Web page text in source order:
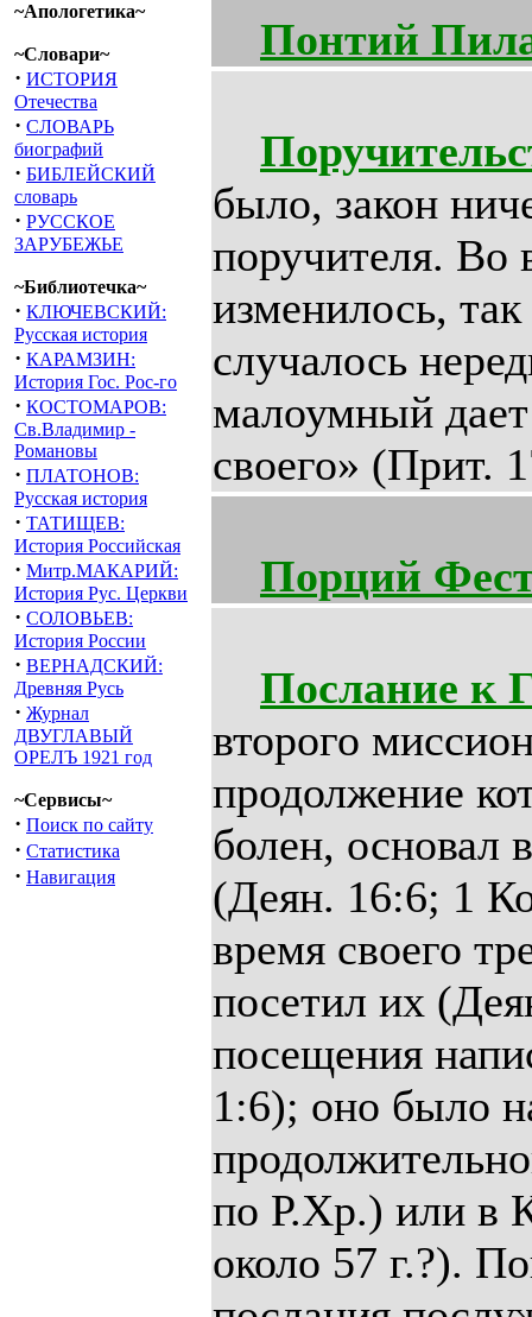
~Апологетика~
~Словари~
· ИСТОРИЯ
Отечества
· СЛОВАРЬ
биографий
· БИБЛЕЙСКИЙ
словарь
· РУССКОЕ
ЗАРУБЕЖЬЕ
~Библиотечка~
· КЛЮЧЕВСКИЙ:
Русская история
· КАРАМЗИН:
История Гос. Рос-го
· КОСТОМАРОВ:
Св.Владимир -
Романовы
· ПЛАТОНОВ:
Русская история
· ТАТИЩЕВ:
История Российская
· Митр.МАКАРИЙ:
История Рус. Церкви
· СОЛОВЬЕВ:
История России
· ВЕРНАДСКИЙ:
Древняя Русь
· Журнал
ДВУГЛАВЫЙ
ОРЕЛЪ 1921 год
~Сервисы~
· Поиск по сайту
· Статистика
· Навигация
Понтий
было, закон
поручителя. Во
изменилось,
случалось
малоумный дает
своего» (Прит.
Порций
Послание к
второго
продолжение
болен, основал
(Деян. 16:6; 1
время своего
посетил их
посещения
1:6); оно было
по Р.Хр.) или в
около 57 г.?).